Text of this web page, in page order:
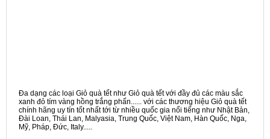
Đa dạng các loại Giỏ quà tết như Giỏ quà tết với đầy đủ các màu sắc
xanh đỏ tím vàng hồng trắng phấn...... với các thương hiệu Giỏ quà tết
chính hãng uy tín tốt nhất tới từ nhiều quốc gia nổi tiếng như Nhật Bản,
Đài Loan, Thái Lan, Malyasia, Trung Quốc, Việt Nam, Hàn Quốc, Nga,
Mỹ, Pháp, Đức, Italy.....